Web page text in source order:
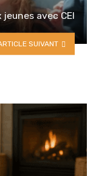
avec CEI
SUIVANT